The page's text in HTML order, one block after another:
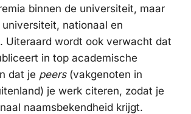
binnen de universiteit, maar
nationaal en
Uiteraard wordt ook verwacht dat
in top academische
dat je peers(vakgenoten in
je werk citeren, zodat je
naamsbekendheid krijgt.